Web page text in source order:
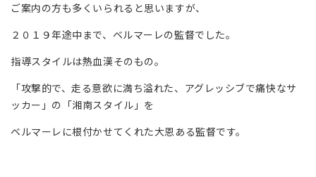
ご案内の方も多くいられると思いますが、
２０１９年途中まで、ベルマーレの監督でした。
指導スタイルは熱血漢そのもの。
「攻撃的で、走る意欲に満ち溢れた、アグレッシブで痛快なサ
ッカー」の「湘南スタイル」を
ベルマーレに根付かせてくれた大恩ある監督です。